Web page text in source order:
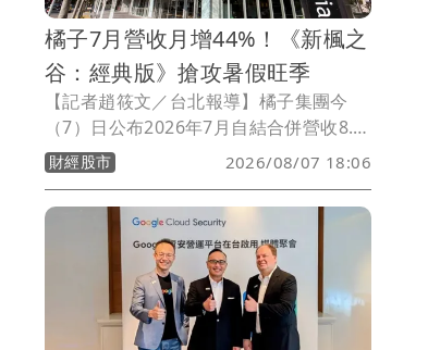
橘子7月營收月增44%！《新楓之
谷：經典版》搶攻暑假旺季
【記者趙筱文／台北報導】橘子集團今
（7）日公布2026年7月自結合併營收8.5
億元，月增44%、年減10%；累計今年前
7月合併營收52.7億元，較去年同期減少
8%。橘子表示，7月受惠暑期遊戲旺季，
多款主力遊戲陸續推出大型改版及周年活
動，帶動單月營收較6月明顯回升；不
過，由於主力端遊《新楓之谷：經典版》
於7月底才正式推出，使今年與去年暑期
改版時程產生基期差異，單月營收仍呈年
財經股市 2026/08/07 18:06